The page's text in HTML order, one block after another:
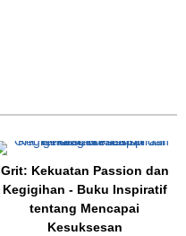
Grit: Kekuatan Passion dan
Kegigihan - Buku Inspiratif
tentang Mencapai
Kesuksesan